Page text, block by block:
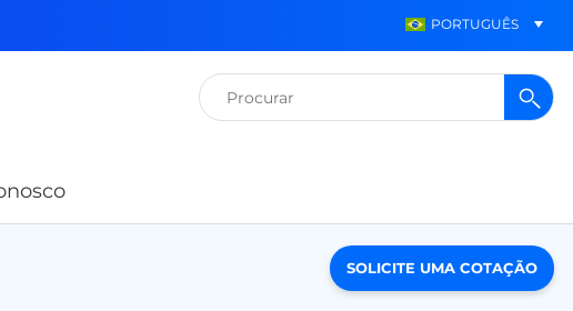
PORTUGUÊS
Pesquisar
por:
SOLICITE UMA COTAÇÃO